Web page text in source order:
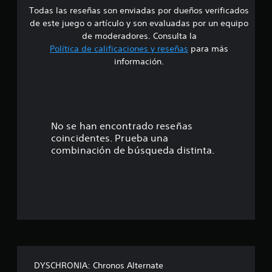
d
r
Todas las reseñas son enviadas por dueños verificados
de este juego o artículo y son evaluadas por un equipo
de moderadores. Consulta la
Política de calificaciones y reseñas para más
información.
No se han encontrado reseñas
coincidentes. Prueba una
combinación de búsqueda distinta.
DYSCHRONIA: Chronos Alternate